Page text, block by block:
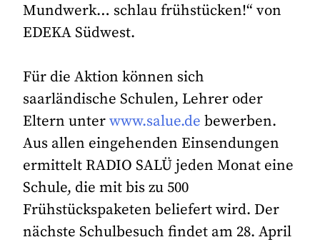
Mundwerk… schlau frühstücken!“ von
EDEKA Südwest.
Für die Aktion können sich
saarländische Schulen, Lehrer oder
Eltern unterwww.salue.de bewerben.
Aus allen eingehenden Einsendungen
ermittelt RADIO SALÜ jeden Monat eine
Schule, die mit bis zu 500
Frühstückspaketen beliefert wird. Der
nächste Schulbesuch findet am 28. April